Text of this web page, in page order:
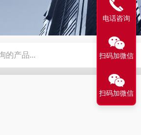
衣机 DW-1滴丸机 DMH对开门干
电话咨询
扫码加微信
扫码加微信